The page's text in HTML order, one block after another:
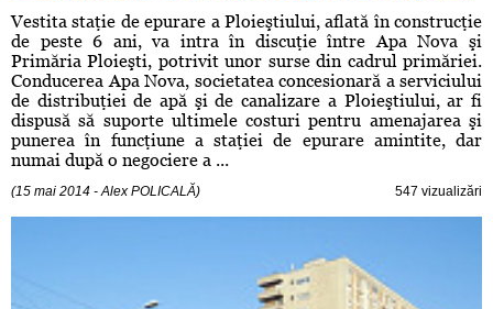
Vestita staţie de epurare a Ploieştiului, aflată în construcţie
de peste 6 ani, va intra în discuţie între Apa Nova şi
Primăria Ploieşti, potrivit unor surse din cadrul primăriei.
Conducerea Apa Nova, societatea concesionară a serviciului
de distribuţiei de apă şi de canalizare a Ploieştiului, ar fi
dispusă să suporte ultimele costuri pentru amenajarea şi
punerea în funcţiune a staţiei de epurare amintite, dar
numai după o negociere a ...
(15 mai 2014 - Alex POLICALĂ) 547 vizualizări